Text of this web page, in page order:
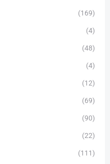
(169)
(4)
(48)
(4)
(12)
(69)
(90)
(22)
(111)